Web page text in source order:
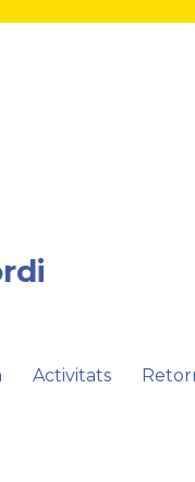
Activitats